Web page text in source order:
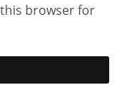
browser for